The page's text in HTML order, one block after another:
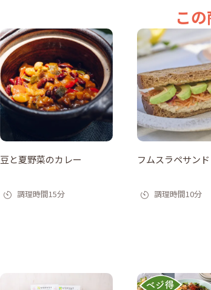
こ
豆と夏野菜のカレー
調理時間15分
フムスラペサンド
調理時間10分